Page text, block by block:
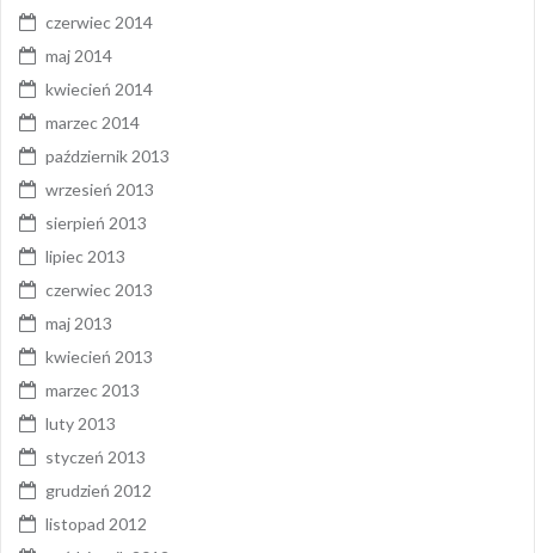
czerwiec 2014
maj 2014
kwiecień 2014
marzec 2014
październik 2013
wrzesień 2013
sierpień 2013
lipiec 2013
czerwiec 2013
maj 2013
kwiecień 2013
marzec 2013
luty 2013
styczeń 2013
grudzień 2012
listopad 2012